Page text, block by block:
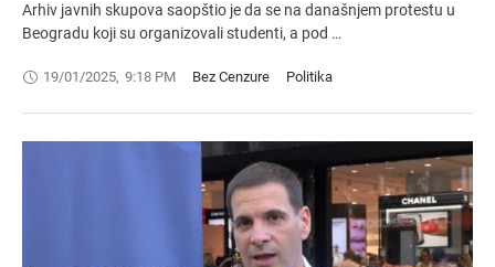
Arhiv javnih skupova saopštio je da se na današnjem protestu u
Beogradu koji su organizovali studenti, a pod …
19/01/2025, 9:18 PM Bez Cenzure Politika